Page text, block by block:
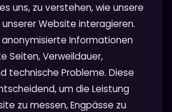
uns, zu verstehen, wie unsere
Website interagieren.
anonymisierte Informationen
Seiten, Verweildauer,
technische Probleme. Diese
um die Leistung
zu messen, Engpässe zu